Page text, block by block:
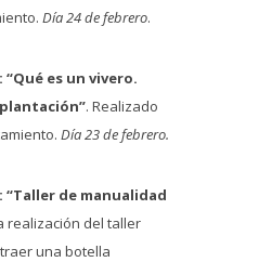
Día 24 de febrero.
“Qué es un vivero.
. Realizado
Día 23 de febrero.
“Taller de manualidad
realización del taller
una botella